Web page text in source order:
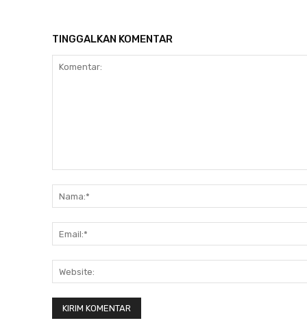
TINGGALKAN KOMENTAR